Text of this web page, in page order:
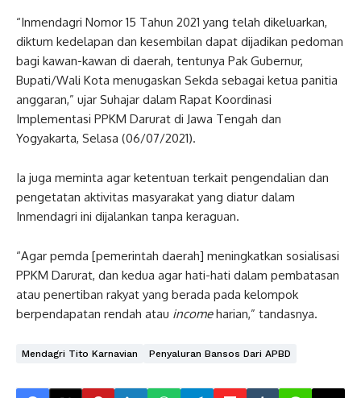
“Inmendagri Nomor 15 Tahun 2021 yang telah dikeluarkan,
diktum kedelapan dan kesembilan dapat dijadikan pedoman
bagi kawan-kawan di daerah, tentunya Pak Gubernur,
Bupati/Wali Kota menugaskan Sekda sebagai ketua panitia
anggaran,” ujar Suhajar dalam Rapat Koordinasi
Implementasi PPKM Darurat di Jawa Tengah dan
Yogyakarta, Selasa (06/07/2021).
Ia juga meminta agar ketentuan terkait pengendalian dan
pengetatan aktivitas masyarakat yang diatur dalam
Inmendagri ini dijalankan tanpa keraguan.
“Agar pemda [pemerintah daerah] meningkatkan sosialisasi
PPKM Darurat, dan kedua agar hati-hati dalam pembatasan
atau penertiban rakyat yang berada pada kelompok
berpendapatan rendah atau incomeharian,” tandasnya.
Mendagri Tito Karnavian Penyaluran Bansos Dari APBD